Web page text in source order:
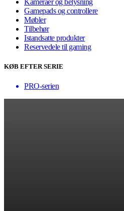
Gamepads og controllere
Møbler
Tilbehør
Istandsatte produkter
Reservedele til gaming
KØB EFTER SERIE
PRO-serien